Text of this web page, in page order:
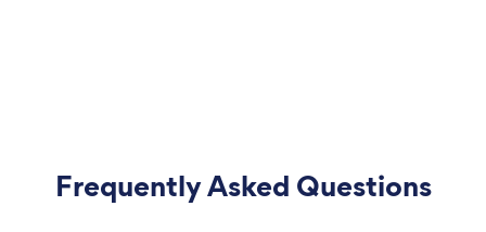
Frequently Asked Questions